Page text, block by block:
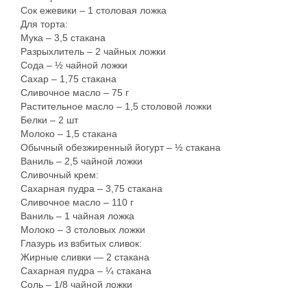
Сок ежевики – 1 столовая ложка
Для торта:
Мука – 3,5 стакана
Разрыхлитель – 2 чайных ложки
Сода – ½ чайной ложки
Сахар – 1,75 стакана
Сливочное масло – 75 г
Растительное масло – 1,5 столовой ложки
Белки – 2 шт
Молоко – 1,5 стакана
Обычный обезжиренный йогурт – ½ стакана
Ваниль – 2,5 чайной ложки
Сливочный крем:
Сахарная пудра – 3,75 стакана
Сливочное масло – 110 г
Ваниль – 1 чайная ложка
Молоко – 3 столовых ложки
Глазурь из взбитых сливок:
Жирные сливки — 2 стакана
Сахарная пудра – ¼ стакана
Соль – 1/8 чайной ложки